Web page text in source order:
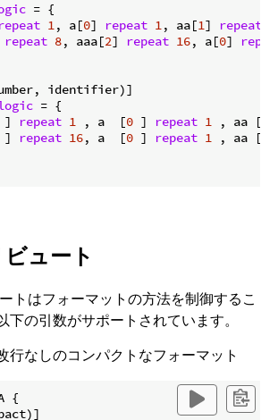
= {
repeat 1, a[0] repeat 1, aa[1] repeat
repeat 8, aaa[2] repeat 16, a[0]
identifier)]
= {
] repeat 1 , a  [0 ] repeat 1 , aa [
] repeat 16, a  [0 ] repeat 1 , aa [
ュート
トはフォーマットの方法を制御するこ
下の引数がサポートされています。
行なしのコンパクトなフォーマット
{